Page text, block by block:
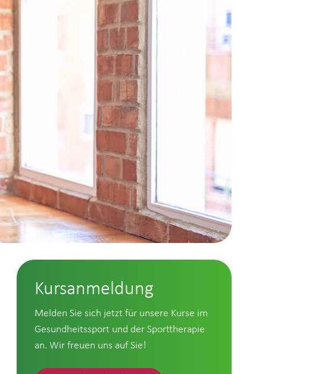
Kursanmeldung
Melden Sie sich jetzt für unsere Kurse im
Gesundheitssport und der Sporttherapie
an. Wir freuen uns auf Sie!